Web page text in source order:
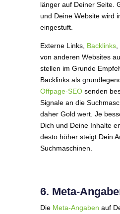
länger auf Deiner Seite.
und Deine Website wird
eingestuft.
Externe Links, Backlinks,
von anderen Websites
stellen im Grunde
Backlinks als
Offpage-SEOsenden
Signale an die
daher Gold wert. Je
Dich und Deine Inhalte
desto höher steigt Dein
Suchmaschinen.
6. Meta-
Die Meta-Angaben auf